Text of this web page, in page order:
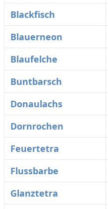
Blackfisch
Blauerneon
Blaufelche
Buntbarsch
Donaulachs
Dornrochen
Feuertetra
Flussbarbe
Glanztetra